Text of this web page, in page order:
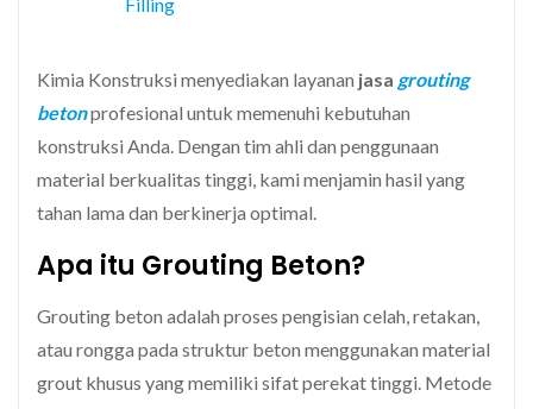
Kimia Konstruksi menyediakan layanan jasa grouting
betonprofesional untuk memenuhi kebutuhan
konstruksi Anda. Dengan tim ahli dan penggunaan
material berkualitas tinggi, kami menjamin hasil yang
tahan lama dan berkinerja optimal.
Apa itu Grouting Beton?
Grouting beton adalah proses pengisian celah, retakan,
atau rongga pada struktur beton menggunakan material
grout khusus yang memiliki sifat perekat tinggi. Metode